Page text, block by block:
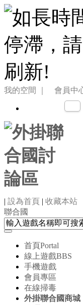
我的空間 ｜ 會員中
| 設為首頁 | 收藏本站
聯合國
首頁Portal
線上遊戲BBS
手機遊戲
會員專區
在線掃毒
外掛聯合國商城